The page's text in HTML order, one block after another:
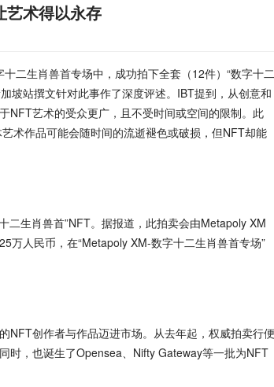
艺术得以永存
二生肖兽首专场中，成功拍下全套（12件）“数字十二
坡站撰文针对此事作了深度评述。IBT提到，从创意和
NFT艺术的受众更广，且不受时间或空间的限制。此
术作品可能会随时间的流逝褪色或破损，但NFT却能
二生肖兽首”NFT。据报道，此拍卖会由Metapoly XM
万人民币，在“Metapoly XM-数字十二生肖兽首专场”
NFT创作者与作品迈进市场。从去年起，权威拍卖行便
时，也诞生了Opensea、Nifty Gateway等一批为NFT